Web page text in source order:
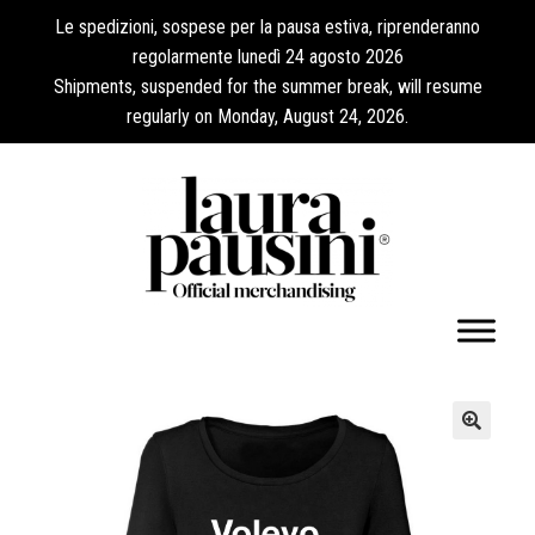
Le spedizioni, sospese per la pausa estiva, riprenderanno
regolarmente lunedì 24 agosto 2026
Shipments, suspended for the summer break, will resume
regularly on Monday, August 24, 2026.